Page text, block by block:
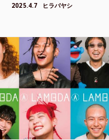
2025.4.7 ヒラバヤシ